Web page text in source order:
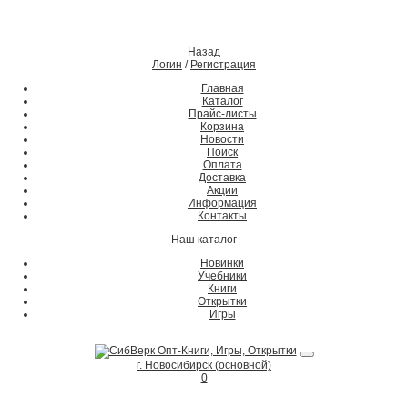
Назад
Логин / Регистрация
Главная
Каталог
Прайс-листы
Корзина
Новости
Поиск
Оплата
Доставка
Акции
Информация
Контакты
Наш каталог
Новинки
Учебники
Книги
Открытки
Игры
г. Новосибирск (основной)
0